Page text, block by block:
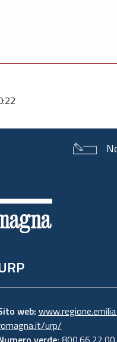
web:
urp/